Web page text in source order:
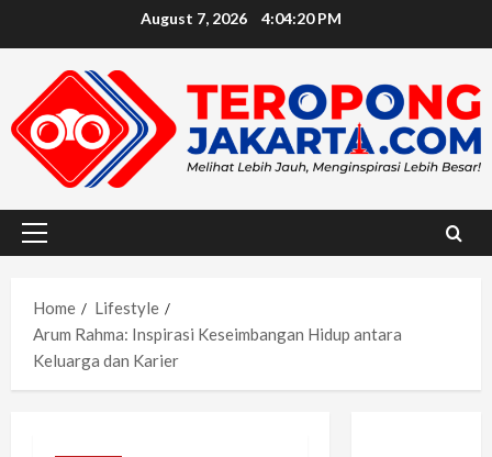
August 7, 2026 4:04:22 PM
Primary
Home
Lifestyle
Arum Rahma: Inspirasi Keseimbangan Hidup antara
Keluarga dan Karier